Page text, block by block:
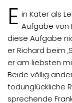
E in Kater als
Aufgabe von
diese Aufgabe
er Richard beim
er am liebsten
Beide völlig
todunglückliche
sprechende